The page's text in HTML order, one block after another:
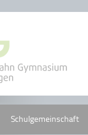
Schulgemeinschaft